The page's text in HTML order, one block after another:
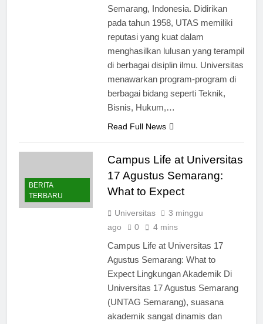
Semarang, Indonesia. Didirikan
pada tahun 1958, UTAS memiliki
reputasi yang kuat dalam
menghasilkan lulusan yang terampil
di berbagai disiplin ilmu. Universitas
menawarkan program-program di
berbagai bidang seperti Teknik,
Bisnis, Hukum,…
Read Full News
BERITA
TERBARU
Campus Life at Universitas
17 Agustus Semarang:
What to Expect
Universitas
3 minggu
ago
0 4 mins
Campus Life at Universitas 17
Agustus Semarang: What to
Expect Lingkungan Akademik Di
Universitas 17 Agustus Semarang
(UNTAG Semarang), suasana
akademik sangat dinamis dan